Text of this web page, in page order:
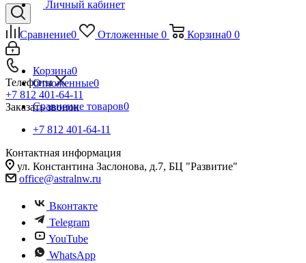
Сравнение0 Отложенные 0 Корзина0 0
Телефоны
+7 812 401-64-11
Заказать звонок
Личный кабинет
Корзина0
Отложенные0
Сравнение товаров0
+7 812 401-64-11
Контактная информация
ул. Константина Заслонова, д.7, БЦ "Развитие"
office@astralnw.ru
Вконтакте
Telegram
YouTube
WhatsApp